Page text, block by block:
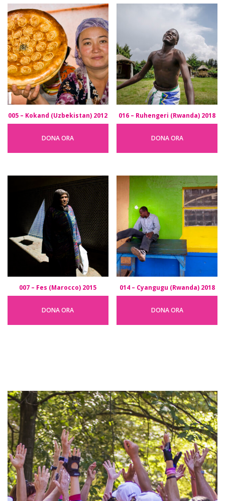
005 – Kokand (Uzbekistan) 2012
DONA ORA
016 – Ruhengeri (Rwanda) 2018
DONA ORA
007 – Fes (Marocco) 2015
DONA ORA
014 – Cyangugu (Rwanda) 2018
DONA ORA